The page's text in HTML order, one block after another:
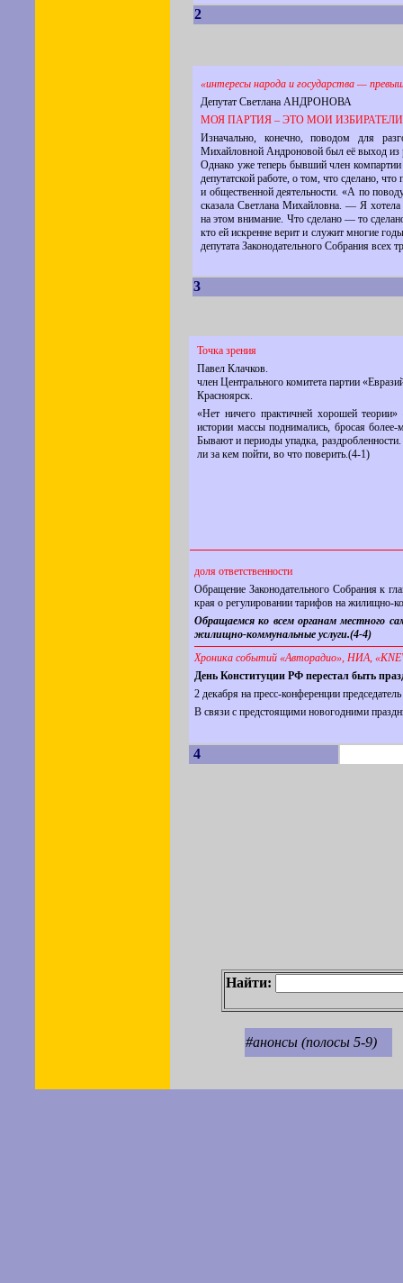
«интересы народа и государства —
Депутат Cветлана АНДРОНОВА
МОЯ ПАРТИЯ – ЭТО МОИ ИЗБИРАТЕЛИ
Изначально, конечно, поводом для
Михайловной Андроновой был её выход
Однако уже теперь бывший член
депутатской работе, о том, что сделано,
и общественной деятельности. «А по
сказала Светлана Михайловна. — Я хотела
на этом внимание. Что сделано — то
кто ей искренне верит и служит многие
депутата Законодательного Собрания всех
3
Точка зрения
Павел Клачков.
член Центрального комитета партии
Красноярск.
«Нет ничего практичней хорошей
истории массы поднимались, бросая
Бывают и периоды упадка, раздробленности.
ли за кем пойти, во что поверить.(4-1)
доля ответственности
Обращение Законодательного Собрания к
края о регулировании тарифов на жилищно-
Обращаемся ко всем органам местного
жилищно-коммунальные услуги.(4-4)
Хроника событий «Авторадио», НИА,
День Конституции РФ перестал быть
2 декабря на пресс-конференции
В связи с предстоящими новогодними
4
2
Найти:
#анонсы (полосы 5-9)